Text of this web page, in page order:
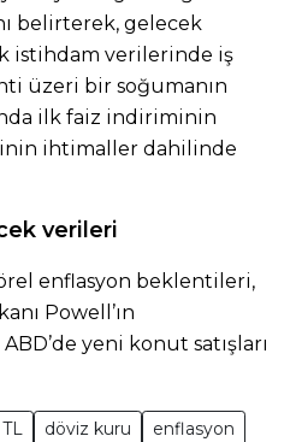
belirterek, gelecek
istihdam verilerinde iş
üzeri bir soğumanın
ilk faiz indiriminin
ihtimaller dahilinde
verileri
enflasyon beklentileri,
Powell’ın
ABD’de yeni konut satışları
döviz kuru
enflasyon